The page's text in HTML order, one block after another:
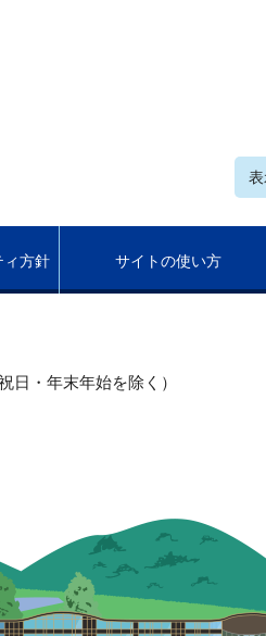
ィ方針 サイトの使い方
・年末年始を除く）